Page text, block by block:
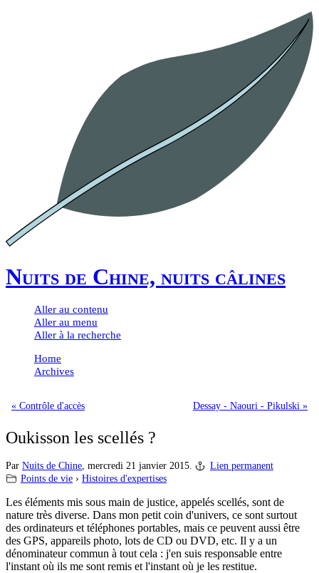
Nuits de Chine, nuits câlines
Aller au contenu
Aller au menu
Aller à la recherche
Home
Archives
« Contrôle d'accès Dessay - Naouri - Pikulski »
Oukisson les scellés ?
Par Nuits de Chine mercredi 21 janvier 2015.
Lien permanent
Points de vie › Histoires d'expertises
Les éléments mis sous main de justice, appelés scellés, sont de
nature très diverse. Dans mon petit coin d'univers, ce sont surtout
des ordinateurs et téléphones portables, mais ce peuvent aussi être
des GPS, appareils photo, lots de CD ou DVD, etc. Il y a un
dénominateur commun à tout cela : j'en suis responsable entre
l'instant où ils me sont remis et l'instant où je les restitue.